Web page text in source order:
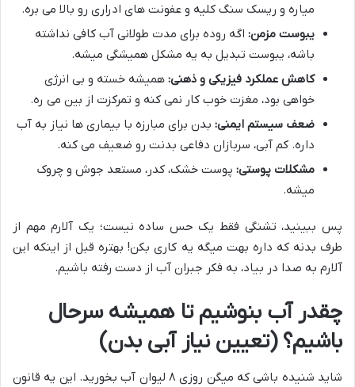
میاره و ریسک سنگ کلیه و عفونت های ادراری رو بالا می بره.
یبوست مزمن: اگه روده برای مدت طولانی آب کافی نداشته
باشه، یبوست تبدیل به یه مشکل همیشگی میشه.
کاهش عملکرد فیزیکی و ذهنی: همیشه خسته و بی انرژی
خواهی بود، مغزت خوب کار نمی کنه و تمرکزت از بین می ره.
ضعف سیستم ایمنی: بدن برای مبارزه با بیماری ها نیاز به آب
داره. کم آبی، سربازان دفاعی بدنت رو ضعیف می کنه.
مشکلات پوستی: پوست خشک، کدر، مستعد جوش و چروک
میشه.
پس ببینید، تشنگی فقط یک حس ساده نیست؛ یک آلارم مهم از
طرف بدنه که داره بهت میگه یه کاری بکن! بهتره قبل از اینکه این
آلارم به صدا در بیاد، به فکر جبران آب از دست رفته باشیم.
چقدر آب بنوشیم تا همیشه سرحال
باشیم؟ (تعیین نیاز آبی بدن)
شاید شنیده باشی که میگن روزی ۸ لیوان آب بخورید. این یه قانون